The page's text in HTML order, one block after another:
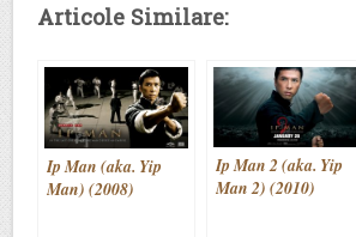
Articole Similare:
Ip Man (aka. Yip
Man) (2008)
Ip Man 2 (aka. Yip
Man 2) (2010)